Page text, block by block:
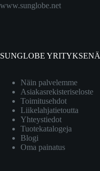
www.sunglobe.net
SUNGLOBE YRITYKSENÄ
Näin palvelemme
Asiakasrekisteriseloste
Toimitusehdot
Liikelahjatietoutta
Yhteystiedot
Tuotekatalogeja
Blogi
Oma painatus